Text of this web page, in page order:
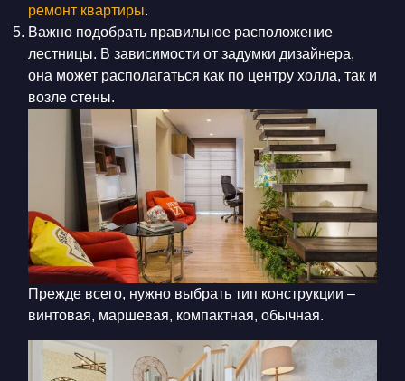
ремонт квартиры.
Важно подобрать правильное расположение
лестницы. В зависимости от задумки дизайнера,
она может располагаться как по центру холла, так и
возле стены.
Прежде всего, нужно выбрать тип конструкции –
винтовая, маршевая, компактная, обычная.